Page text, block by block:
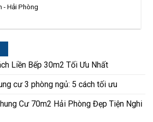
- Hải Phòng
Liền Bếp 30m2 Tối Ưu Nhất
cư 3 phòng ngủ: 5 cách tối ưu
Cư 70m2 Hải Phòng Đẹp Tiện Nghi